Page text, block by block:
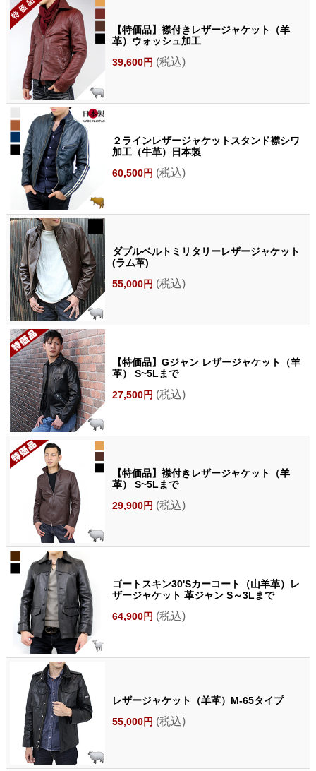
【特価品】襟付きレザージャケット（羊
革）ウォッシュ加工
39,600円 (税込)
２ラインレザージャケットスタンド襟シワ
加工（牛革）日本製
60,500円 (税込)
ダブルベルトミリタリーレザージャケット
(ラム革)
55,000円 (税込)
【特価品】Gジャン レザージャケット（羊
革） S~5Lまで
27,500円 (税込)
【特価品】襟付きレザージャケット（羊
革） S~5Lまで
29,900円 (税込)
ゴートスキン30'Sカーコート（山羊革）レ
ザージャケット 革ジャン S～3Lまで
64,900円 (税込)
レザージャケット（羊革）M-65タイプ
55,000円 (税込)